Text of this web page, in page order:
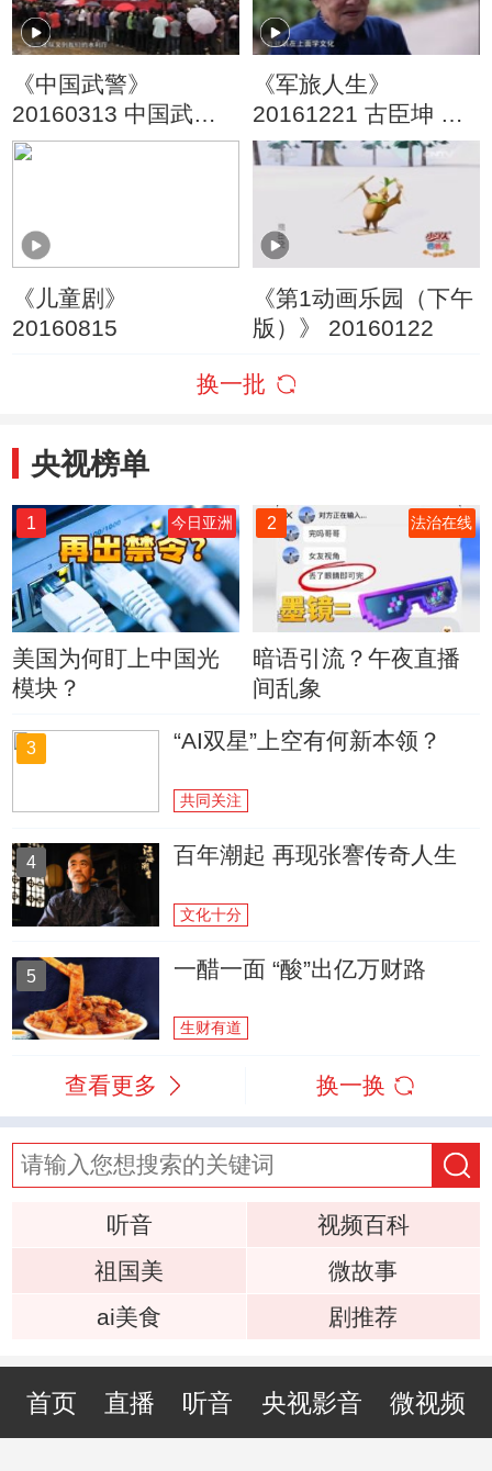
《中国武警》
20160313 中国武警
基层纪事 普梯村人的
《军旅人生》
20161221 古臣坤 何
光英：穿越长河的爱
恋
《儿童剧》
20160815
《第1动画乐园（下午
版）》 20160122
换一批
央视榜单
1 今日亚洲
美国为何盯上中国光
模块？
2 法治在线
暗语引流？午夜直播
间乱象
3 “AI双星”上空有何新本领？
共同关注
4 百年潮起 再现张謇传奇人生
文化十分
5 一醋一面 “酸”出亿万财路
生财有道
查看更多 换一换
听音
视频百科
祖国美
微故事
ai美食
剧推荐
首页 直播 听音 央视影音 微视频